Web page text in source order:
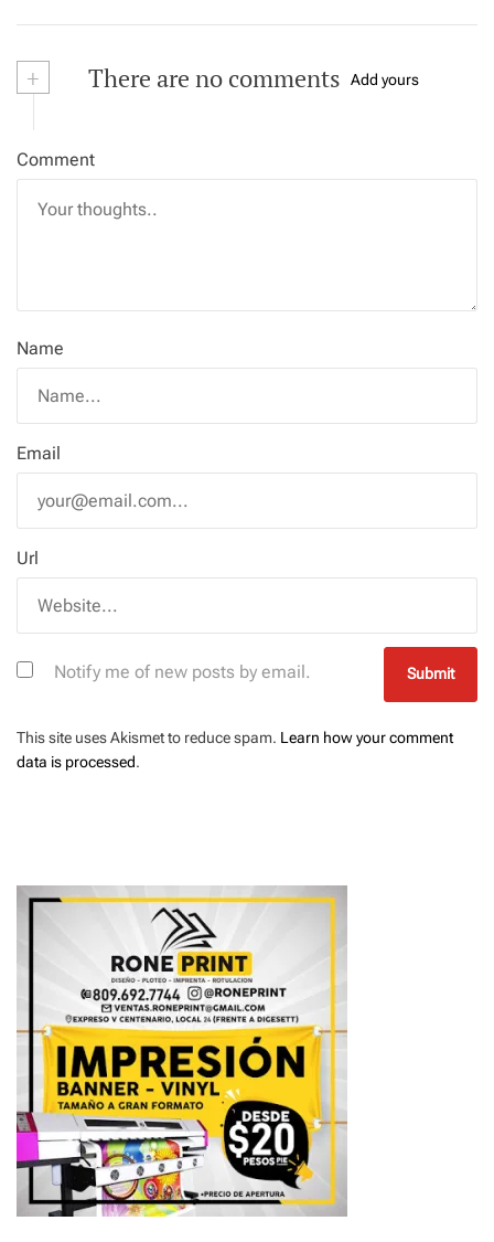
+ There are no comments Add yours
Comment
Name
Email
Url
Notify me of new posts by email.
This site uses Akismet to reduce spam. Learn how your comment
data is processed.